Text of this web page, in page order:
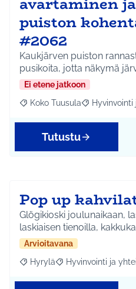
puiston
#2062
Kaukjärven puiston
pusikoita, jotta näkymä
Ei etene jatkoon
Rajaa tulokset aihepiirin
Koko Tuusula Rajaa
Tutustu
Pop up
Glögikioski joulunaikaan,
laskiaisen tienoilla,
Arvioitavana
Rajaa tulokset aihepiirin
Hyrylä Rajaa tulokset
Hyvinvointi ja